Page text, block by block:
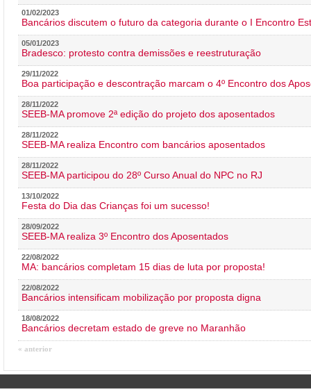
01/02/2023
Bancários discutem o futuro da categoria durante o I Encontro
05/01/2023
Bradesco: protesto contra demissões e reestruturação
29/11/2022
Boa participação e descontração marcam o 4º Encontro dos
28/11/2022
SEEB-MA promove 2ª edição do projeto dos aposentados
28/11/2022
SEEB-MA realiza Encontro com bancários aposentados
28/11/2022
SEEB-MA participou do 28º Curso Anual do NPC no RJ
13/10/2022
Festa do Dia das Crianças foi um sucesso!
28/09/2022
SEEB-MA realiza 3º Encontro dos Aposentados
22/08/2022
MA: bancários completam 15 dias de luta por proposta!
22/08/2022
Bancários intensificam mobilização por proposta digna
18/08/2022
Bancários decretam estado de greve no Maranhão
« anterior